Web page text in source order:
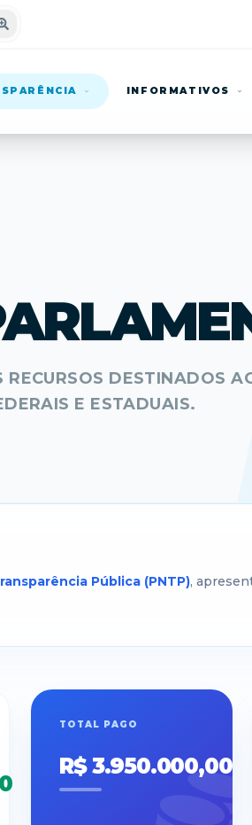
INFORMATIVOS
DESTINADOS
E ESTADUAIS.
Pública (PNTP),
TOTAL PAGO
R$ 3.950.000,00